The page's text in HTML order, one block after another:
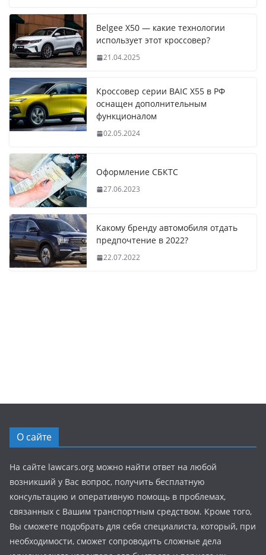
Belgee X50 — какие технологии
использует этот кроссовер?
21.04.2025
Кроссовер серии BAIC X55 в РФ
оснащен дополнительным
функционалом
02.05.2024
Оформление СБКТС
27.06.2023
Какому бренду автомобиля отдать
предпочтение в 2022?
22.07.2022
О сайте
На сайте lawcars.org можно найти ответ на любой
возникший у Вас вопрос, получить бесплатную
консультацию и оперативную помощь в проблемах,
связанных с Вашим транспортным средством. Кроме того,
Вы сможете подобрать для себя специалиста, который, при
необходимости, сможет сопроводить сложные дела